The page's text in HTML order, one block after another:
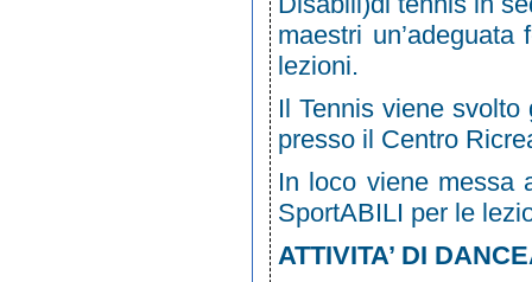
maestri
lezioni.
Il Tennis viene
presso il Centro
In loco viene messa
SportABILI per le
ATTIVITA’ DI